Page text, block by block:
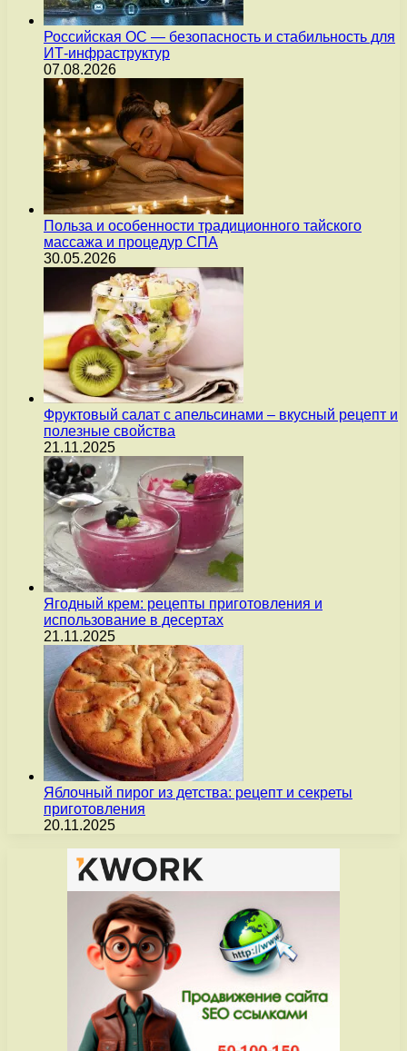
Российская ОС — безопасность и стабильность для
ИТ-инфраструктур
07.08.2026
Польза и особенности традиционного тайского
массажа и процедур СПА
30.05.2026
Фруктовый салат с апельсинами – вкусный рецепт и
полезные свойства
21.11.2025
Ягодный крем: рецепты приготовления и
использование в десертах
21.11.2025
Яблочный пирог из детства: рецепт и секреты
приготовления
20.11.2025